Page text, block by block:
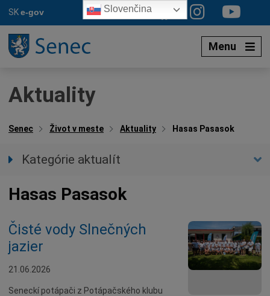
SKe-gov
Menu
Aktuality
Senec Život v meste Aktuality Hasas Pasasok
Kategórie aktualít
Spravodajstvo
Kultúra
Ocenenia
Dotácie
Údržba
Hasas Pasasok
Čisté vody Slnečných
jazier
21.06.2026
Seneckí potápači z Potápačského klubu
Slovenčina